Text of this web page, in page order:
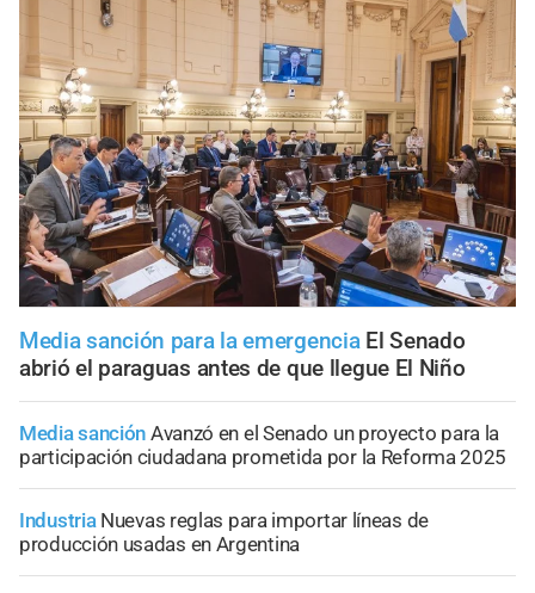
Media sanción para la emergencia El Senado
abrió el paraguas antes de que llegue El Niño
Media sanción Avanzó en el Senado un proyecto para la
participación ciudadana prometida por la Reforma 2025
Industria Nuevas reglas para importar líneas de
producción usadas en Argentina